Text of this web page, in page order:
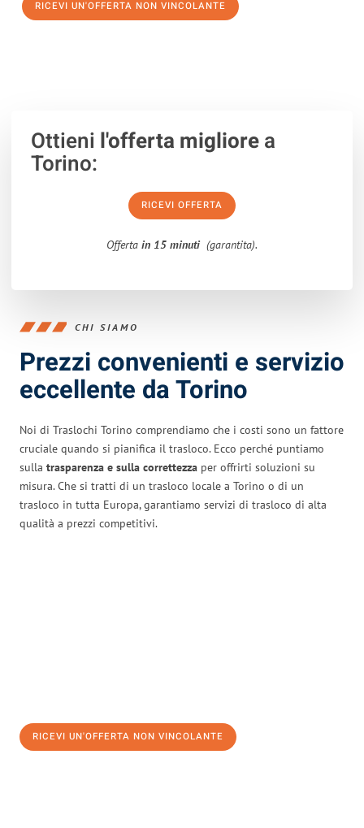
RICEVI UN'OFFERTA NON VINCOLANTE
Ottieni l'offerta migliorea
Torino:
RICEVI OFFERTA
Offerta in 15 minuti (garantita).
CHI SIAMO
Prezzi convenienti e servizio
eccellente da Torino
Noi di Traslochi Torino comprendiamo che i costi sono un fattore
cruciale quando si pianifica il trasloco. Ecco perché puntiamo
sulla trasparenza e sulla correttezza per offrirti soluzioni su
misura. Che si tratti di un trasloco locale a Torino o di un
trasloco in tutta Europa, garantiamo servizi di trasloco di alta
qualità a prezzi competitivi.
RICEVI UN'OFFERTA NON VINCOLANTE